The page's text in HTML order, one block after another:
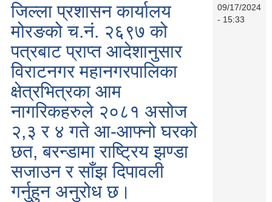
जिल्ला प्रशासन कार्यालय
मोरङको च.नं. २६९७ को
पत्रबाट प्राप्त आदेशानुसार
विराटनगर महानगरपालिका
क्षेत्रभित्रका आम
नागरिकहरुले २०८१ असोज
२,३ र ४ गते आ-आफ्नो घरको
छत, बरन्डामा राष्ट्रिय झण्डा
सजाउन र साँझ दिपावली
गर्नुहुन अनुरोध छ।
09/17/2024
- 15:33